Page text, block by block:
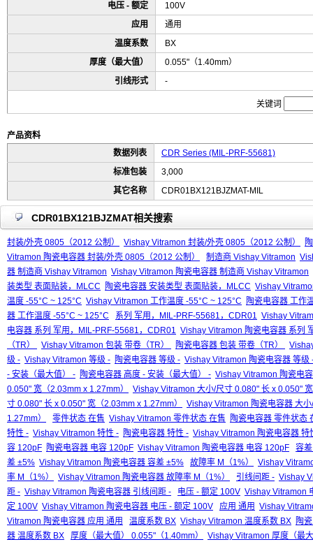
电压 - 额定
100V
应用
通用
温度系数
BX
厚度（最大值）
0.055"（1.40mm）
引线形式
-
关键词
产品资料
数据列表
CDR Series (MIL-PRF-55681)
标准包装
3,000
其它名称
CDR01BX121BJZMAT-MIL
CDR01BX121BJZMAT相关搜索
封装/外壳 0805（2012 公制） Vishay Vitramon 封装/外壳 0805（2012 公制）
Vitramon 陶瓷电容器 封装/外壳 0805（2012 公制）
制造商 Vishay Vitramon
器 制造商 Vishay Vitramon Vishay Vitramon 陶瓷电容器 制造商 Vishay Vitramon
装类型 表面贴装，MLCC
陶瓷电容器 安装类型 表面贴装，MLCC Vishay
温度 -55°C ~ 125°C Vishay Vitramon 工作温度 -55°C ~ 125°C
陶瓷电容器 工作
器 工作温度 -55°C ~ 125°C
系列 军用，MIL-PRF-55681，CDR01 Vishay
电容器 系列 军用，MIL-PRF-55681，CDR01 Vishay Vitramon 陶瓷电容器 系列
（TR）
Vishay Vitramon 包装 带卷（TR） 陶瓷电容器 包装 带卷（TR）
级 - Vishay Vitramon 等级 - 陶瓷电容器 等级 - Vishay Vitramon 陶瓷电容器 等级
- 安装（最大值） - 陶瓷电容器 高度 - 安装（最大值） - Vishay Vitramon 陶瓷电
0.050" 宽（2.03mm x 1.27mm）
Vishay Vitramon 大小/尺寸 0.080" 长 x 0.050"
寸 0.080" 长 x 0.050" 宽（2.03mm x 1.27mm）
Vishay Vitramon 陶瓷电容器 大
1.27mm）
零件状态 在售 Vishay Vitramon 零件状态 在售
陶瓷电容器 零件状态
特性 - Vishay Vitramon 特性 - 陶瓷电容器 特性 - Vishay Vitramon 陶瓷电容器 特
容 120pF 陶瓷电容器 电容 120pF Vishay Vitramon 陶瓷电容器 电容 120pF
容
差 ±5% Vishay Vitramon 陶瓷电容器 容差 ±5% 故障率 M（1%）
Vishay
率 M（1%）
Vishay Vitramon 陶瓷电容器 故障率 M（1%） 引线间距 - Vishay
距 - Vishay Vitramon 陶瓷电容器 引线间距 - 电压 - 额定 100V Vishay Vitramon
定 100V Vishay Vitramon 陶瓷电容器 电压 - 额定 100V 应用 通用 Vishay
Vitramon 陶瓷电容器 应用 通用
温度系数 BX Vishay Vitramon 温度系数 BX 陶
器 温度系数 BX
厚度（最大值） 0.055"（1.40mm）
Vishay Vitramon 厚度（最